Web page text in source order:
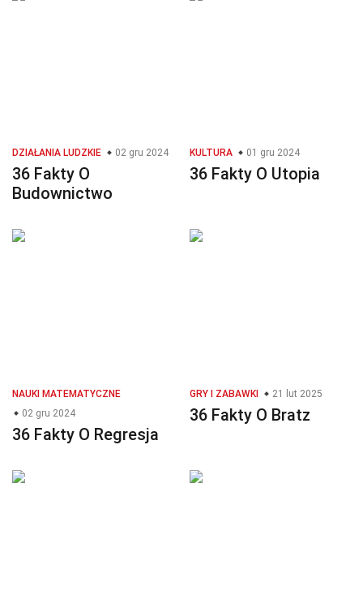
DZIAŁANIA LUDZKIE 02 gru 2024
36 Fakty O
Budownictwo
KULTURA 01 gru 2024
36 Fakty O Utopia
NAUKI MATEMATYCZNE
02 gru 2024
36 Fakty O Regresja
GRY I ZABAWKI 21 lut 2025
36 Fakty O Bratz